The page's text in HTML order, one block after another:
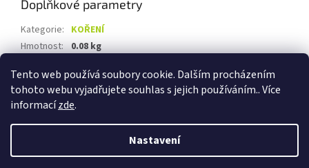
Tento web používá soubory cookie. Dalším procházením
tohoto webu vyjadřujete souhlas s jejich používáním.. Více
informacízde.
Nastavení
Doplňkové parametry
Kategorie: KOŘENÍ
Hmotnost: 0.08 kg